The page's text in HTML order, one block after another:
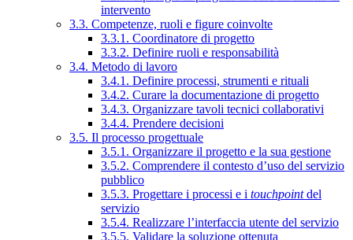
intervento
3.3. Competenze, ruoli e figure coinvolte
3.3.1. Coordinatore di progetto
3.3.2. Definire ruoli e responsabilità
3.4. Metodo di lavoro
3.4.1. Definire processi, strumenti e rituali
3.4.2. Curare la documentazione di progetto
3.4.3. Organizzare tavoli tecnici collaborativi
3.4.4. Prendere decisioni
3.5. Il processo progettuale
3.5.1. Organizzare il progetto e la sua gestione
3.5.2. Comprendere il contesto d’uso del servizio
pubblico
3.5.3. Progettare i processi e i touchpointdel
servizio
3.5.4. Realizzare l’interfaccia utente del servizio
3.5.5. Validare la soluzione ottenuta